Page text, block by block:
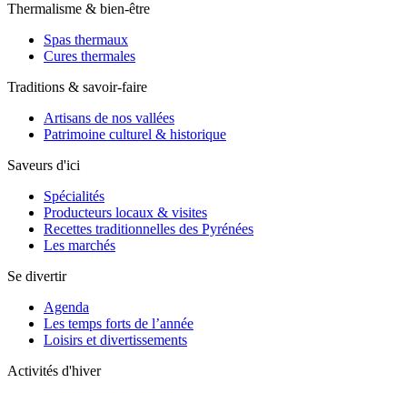
Thermalisme & bien-être
Spas thermaux
Cures thermales
Traditions & savoir-faire
Artisans de nos vallées
Patrimoine culturel & historique
Saveurs d'ici
Spécialités
Producteurs locaux & visites
Recettes traditionnelles des Pyrénées
Les marchés
Se divertir
Agenda
Les temps forts de l’année
Loisirs et divertissements
Activités d'hiver